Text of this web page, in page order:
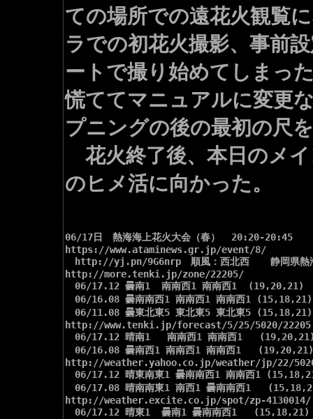
ての場所での遠花火観覧
ラでの初花火撮影、事前
ートで撮り始めてしまっ
慌ててマニュアルに変更
プニングの後の最初の尺
花火終了後、本日のメ
のヒメ活に向かった。
06/17日　熱海海上花火大会（春）  20:20-20:45
https://www.ataminews.gr.jp/event/8/
http://yj.pn/9G6nrp　順風：西北西　  静岡県熱
http://more.tenki.jp/zone/22205/
06/17.12 曇南1  南南西1 南南西1  (19,20,21)
06/16.08 曇南南西1 南南西1 南南西1 (15,18,21)
06/11.08 曇東北東5 東北東5 東北東5 (15,18,21)
http://www.tenki.jp/forecast/5/25/5020/
06/17.12 晴南1   南南西1 南南西1
06/16.08 曇南西1 南南西1 南南西1   (19,20,21)
http://weather.yahoo.co.jp/weather/jp/22/
06/17.12 晴東南東1 曇南南西1 南南西1
06/17.08 晴南南東1 南西1 曇南南西1
http://weather.excite.co.jp/spot/zp-4130014/
06/17.12 晴東1  曇南1 曇南南西1   (15,18,21)